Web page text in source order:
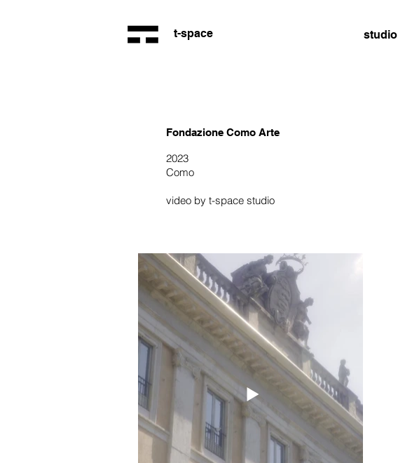
t-space studio
Fondazione Como Arte
2023
Como
video by t-space studio